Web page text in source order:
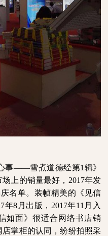
事——雪煮道德经第1辑》
上的销量最好， 2017年发
名单。 装帧精美的 《见信
年8月出版，2017年11月入
如面》很适合 网络书店销
掌柜的认同，纷纷拍照采